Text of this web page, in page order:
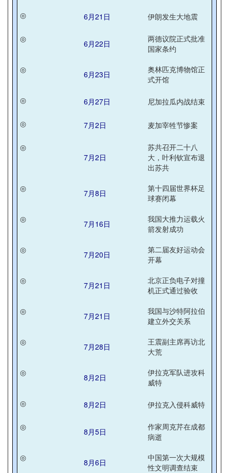
◎
6月21日 伊朗发生大地震
◎ 6月22日
两德议院正式批准
国家条约
◎
6月23日
奥林匹克博物馆正
式开馆
◎
6月27日 尼加拉瓜内战结束
◎ 7月2日 麦加宰牲节惨案
◎
7月2日
苏共召开二十八
大，叶利钦宣布退
出苏共
◎
7月8日
第十四届世界杯足
球赛闭幕
◎
7月16日
我国大推力运载火
箭发射成功
◎
7月20日
第二届友好运动会
开幕
◎
7月21日
北京正负电子对撞
机正式通过验收
◎
7月21日
我国与沙特阿拉伯
建立外交关系
◎
7月28日
王震副主席再访北
大荒
◎
8月2日
伊拉克军队进攻科
威特
◎
8月2日 伊拉克入侵科威特
◎ 8月5日
作家周克芹在成都
病逝
◎
8月6日
中国第一次大规模
性文明调查结束